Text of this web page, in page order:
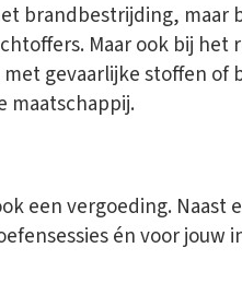
brandbestrijding, maar
Maar ook bij
gevaarlijke stoffen of
maatschappij.
een vergoeding. Naast
én voor jouw